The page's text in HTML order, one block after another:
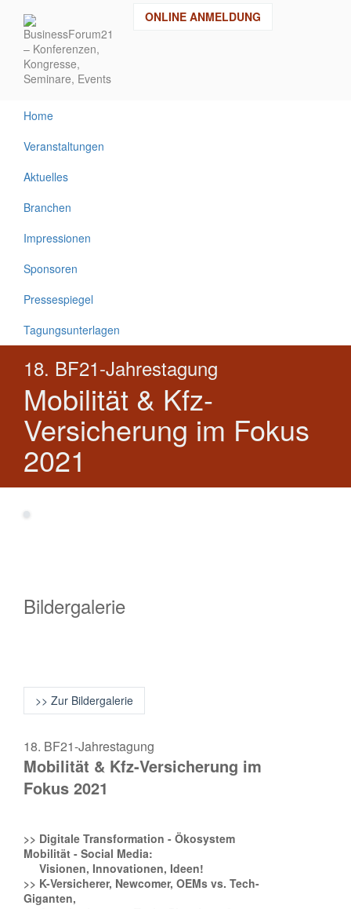
Inhalt
ONLINE ANMELDUNG
Home
Veranstaltungen
Aktuelles
Branchen
Impressionen
Sponsoren
Pressespiegel
Tagungsunterlagen
18. BF21-Jahrestagung
Mobilität & Kfz-
Versicherung im Fokus
2021
Bildergalerie
>> Zur Bildergalerie
18. BF21-Jahrestagung
Mobilität & Kfz-Versicherung im
Fokus 2021
>> Digitale Transformation - Ökosystem
Mobilität - Social Media:
Visionen, Innovationen, Ideen!
>> K-Versicherer, Newcomer, OEMs vs. Tech-
Giganten,